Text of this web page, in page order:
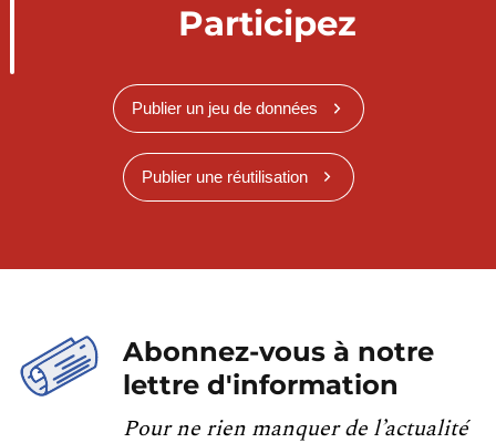
Participez
Publier un jeu de données
Publier une réutilisation
Abonnez-vous à notre
lettre d'information
Pour ne rien manquer de l’actualité